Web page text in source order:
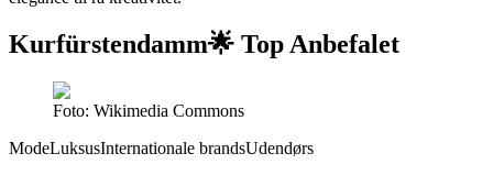
Kurfürstendamm🌟 Top Anbefalet
Foto: Wikimedia Commons
ModeLuksusInternationale brandsUdendørs